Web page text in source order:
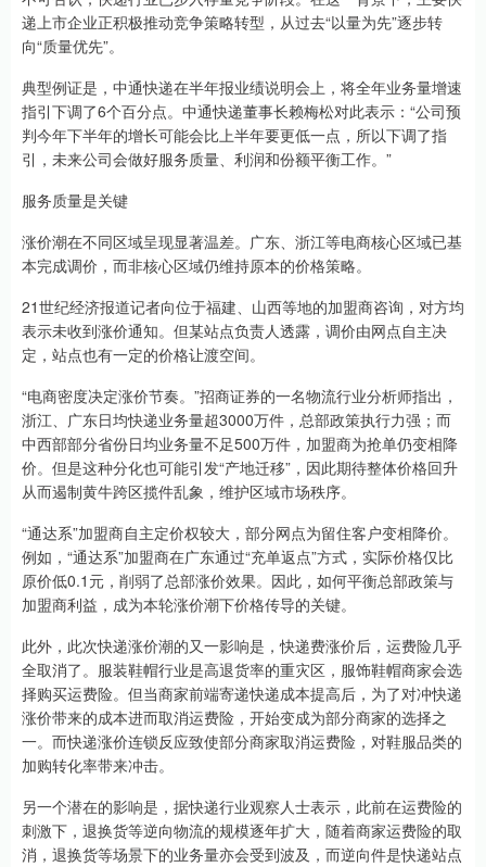
递上市企业正积极推动竞争策略转型，从过去“以量为先”逐步转
向“质量优先”。
典型例证是，中通快递在半年报业绩说明会上，将全年业务量增速
指引下调了6个百分点。中通快递董事长赖梅松对此表示：“公司预
判今年下半年的增长可能会比上半年要更低一点，所以下调了指
引，未来公司会做好服务质量、利润和份额平衡工作。”
服务质量是关键
涨价潮在不同区域呈现显著温差。广东、浙江等电商核心区域已基
本完成调价，而非核心区域仍维持原本的价格策略。
21世纪经济报道记者向位于福建、山西等地的加盟商咨询，对方均
表示未收到涨价通知。但某站点负责人透露，调价由网点自主决
定，站点也有一定的价格让渡空间。
“电商密度决定涨价节奏。”招商证券的一名物流行业分析师指出，
浙江、广东日均快递业务量超3000万件，总部政策执行力强；而
中西部部分省份日均业务量不足500万件，加盟商为抢单仍变相降
价。但是这种分化也可能引发“产地迁移”，因此期待整体价格回升
从而遏制黄牛跨区揽件乱象，维护区域市场秩序。
“通达系”加盟商自主定价权较大，部分网点为留住客户变相降价。
例如，“通达系”加盟商在广东通过“充单返点”方式，实际价格仅比
原价低0.1元，削弱了总部涨价效果。因此，如何平衡总部政策与
加盟商利益，成为本轮涨价潮下价格传导的关键。
此外，此次快递涨价潮的又一影响是，快递费涨价后，运费险几乎
全取消了。服装鞋帽行业是高退货率的重灾区，服饰鞋帽商家会选
择购买运费险。但当商家前端寄递快递成本提高后，为了对冲快递
涨价带来的成本进而取消运费险，开始变成为部分商家的选择之
一。而快递涨价连锁反应致使部分商家取消运费险，对鞋服品类的
加购转化率带来冲击。
另一个潜在的影响是，据快递行业观察人士表示，此前在运费险的
刺激下，退换货等逆向物流的规模逐年扩大，随着商家运费险的取
消，退换货等场景下的业务量亦会受到波及，而逆向件是快递站点